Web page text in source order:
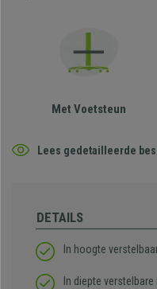
Met Voetsteun
Lees gedetailleerde
DETAILS
In hoogte
In diepte